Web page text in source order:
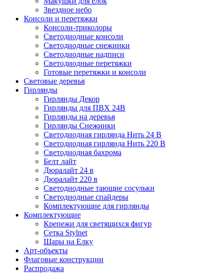
Звездное небо
Консоли и перетяжки
Консоли-триколоры
Светодиодные консоли
Светодиодные снежинки
Светодиодные надписи
Светодиодные перетяжки
Готовые перетяжки и консоли
Световые деревья
Гирлянды
Гирлянды Декор
Гирлянды для ПВХ 24В
Гирлянды на деревья
Гирлянды Снежинки
Светодиодная гирлянда Нить 24 В
Светодиодная гирлянда Нить 220 В
Светодиодная бахрома
Белт лайт
Дюралайт 24 в
Дюралайт 220 в
Светодиодные тающие сосульки
Светодиодные спайдеры
Комплектующие для гирлянды
Комплектующие
Крепежи для светящихся фигур
Сетка Stylnet
Шары на Елку
Арт-объекты
Флаговые конструкции
Распродажа